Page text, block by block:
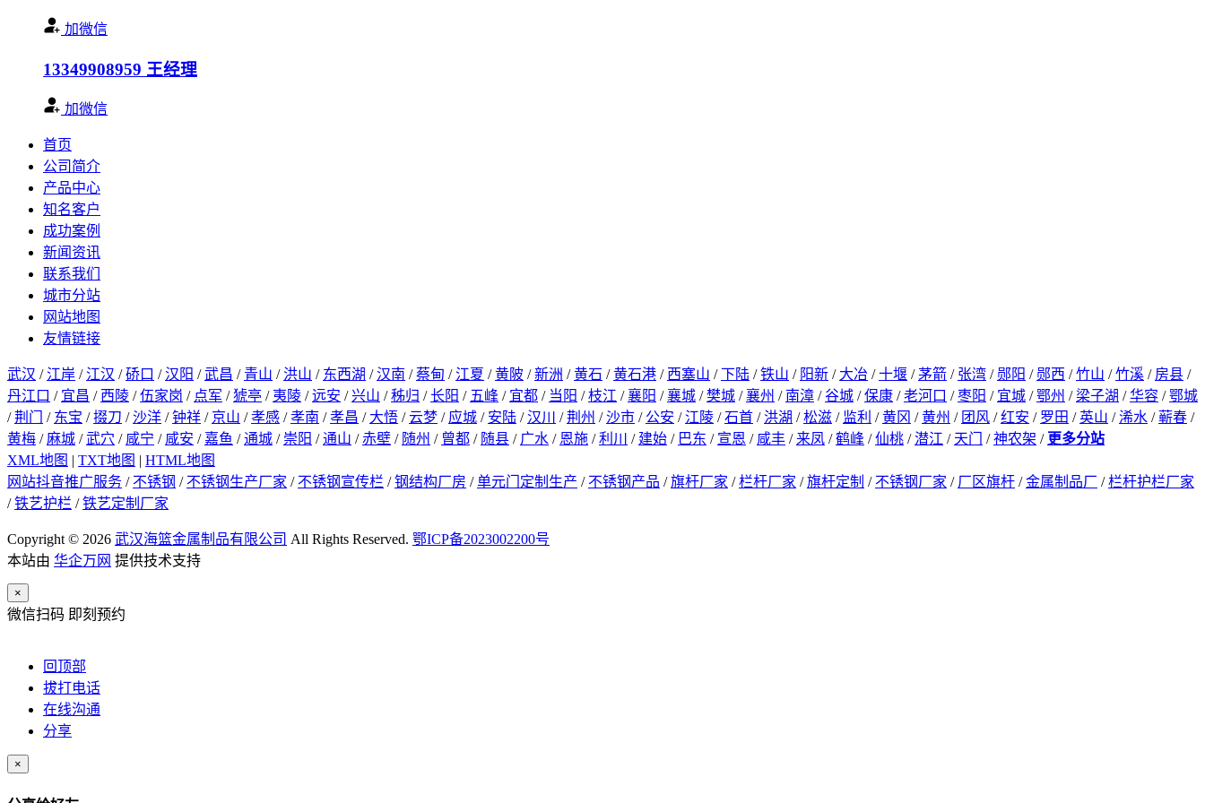
加微信
13349908959 王经理
加微信
首页
公司简介
产品中心
知名客户
成功案例
新闻资讯
联系我们
城市分站
网站地图
友情链接
武汉 / 江岸 / 江汉 /硚口 /汉阳 /武昌 / 青山 / 洪山 / 东西湖 /汉南 /蔡甸 / 江夏 /黄陂 /新洲 /黄石 /黄石港 / 西塞山 /下陆 /铁山 / 阳新 / 大冶 /十堰 /茅箭 / 张湾 / 郧阳 / 郧西 /竹山 /竹溪 / 房县 /
丹江口 / 宜昌 / 西陵 /伍家岗 / 点军 /猇亭 / 夷陵 /远安 /兴山 /秭归 /长阳 / 五峰 / 宜都 / 当阳 /枝江 /襄阳 /襄城 /樊城 /襄州 / 南漳 /谷城 /保康 /老河口 /枣阳 / 宜城 /鄂州 / 梁子湖 /华容 /鄂城
/荆门 / 东宝 /掇刀 /沙洋 /钟祥 / 京山 /孝感 /孝南 /孝昌 / 大悟 /云梦 / 应城 / 安陆 /汉川 /荆州 /沙市 / 公安 / 江陵 /石首 / 洪湖 /松滋 / 监利 /黄冈 /黄州 / 团风 /红安 / 罗田 / 英山 /浠水 /蕲春 /
黄梅 / 麻城 /武穴 / 咸宁 / 咸安 / 嘉鱼 /通城 / 崇阳 /通山 /赤壁 / 随州 / 曾都 / 随县 / 广水 / 恩施 /利川 / 建始 / 巴东 / 宣恩 / 咸丰 / 来凤 /鹤峰 /仙桃 /潜江 / 天门 /神农架 / 更多分站
XML地图 | TXT地图 | HTML地图
网站抖音推广服务 / 不锈钢 / 不锈钢生产厂家 / 不锈钢宣传栏 /钢结构厂房 /单元门定制生产 / 不锈钢产品 /旗杆厂家 /栏杆厂家 /旗杆定制 / 不锈钢厂家 / 厂区旗杆 /金属制品厂 /栏杆护栏厂家
/铁艺护栏 /铁艺定制厂家
Copyright © 2026 武汉海篮金属制品有限公司 All Rights Reserved. 鄂ICP备2023002200号
本站由 华企万网 提供技术支持
×
微信扫码 即刻预约
回顶部
拔打电话
在线沟通
分享
×